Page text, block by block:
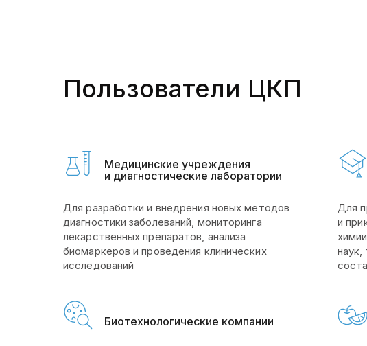
Пользователи ЦКП
Медицинские учреждения
и диагностические лаборатории
Для разработки и внедрения новых методов
диагностики заболеваний, мониторинга
лекарственных препаратов, анализа
биомаркеров и проведения клинических
исследований
Для
и
наук,
Биотехнологические компании